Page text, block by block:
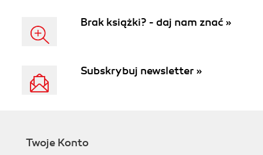
Brak książki? - daj nam znać »
Subskrybuj newsletter »
Twoje Konto